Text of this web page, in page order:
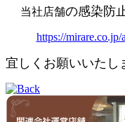
当社店舗の感染防
https://mirare.co.jp/
宜しくお願いいたし